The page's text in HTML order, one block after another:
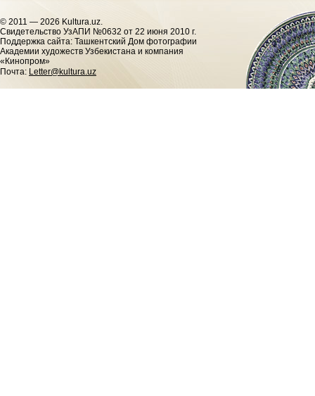
© 2011 — 2026 Kultura.uz.
Cвидетельство УзАПИ №0632 от 22 июня 2010 г.
Поддержка сайта: Ташкентский Дом фотографии
Академии художеств Узбекистана и компания
«Кинопром»
Почта: Letter@kultura.uz